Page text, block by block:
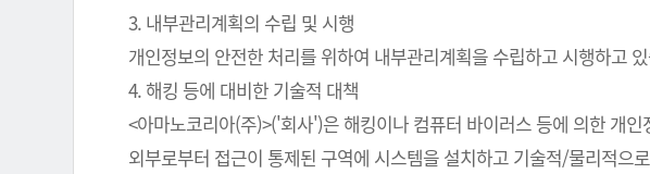
3. 내부관리계획의 수립 및 시행
개인정보의 안전한 처리를 위하여 내부관리계획을 수립하고 시행하고
4. 해킹 등에 대비한 기술적 대책
<아마노코리아(주)>('회사')은 해킹이나 컴퓨터 바이러스 등에 의한 개
외부로부터 접근이 통제된 구역에 시스템을 설치하고 기술적/물리적으